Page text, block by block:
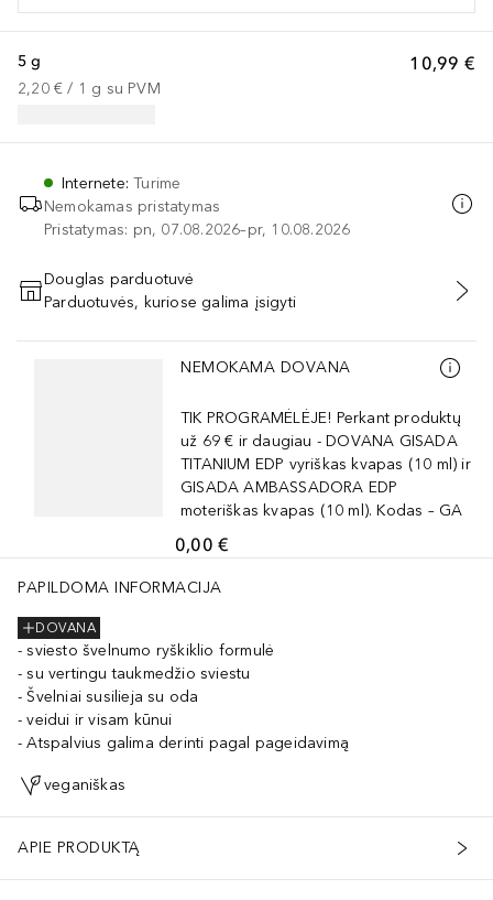
10,99 €
5 g
2,20 € / 1 g su PVM
Internete:Turime
Nemokamas pristatymas
Pristatymas: pn, 07.08.2026–pr, 10.08.2026
PRIDĖTI Į KREPŠELĮ
Douglas parduotuvė
Parduotuvės, kuriose galima įsigyti
Praleisti slankiklį
NEMOKAMA DOVANA
TIK PROGRAMĖLĖJE! Perkant produktų
už 69 € ir daugiau - DOVANA GISADA
TITANIUM EDP vyriškas kvapas (10 ml) ir
GISADA AMBASSADORA EDP
moteriškas kvapas (10 ml). Kodas – GA
0,00 €
PAPILDOMA INFORMACIJA
DOVANA
sviesto švelnumo ryškiklio formulė
su vertingu taukmedžio sviestu
Švelniai susilieja su oda
veidui ir visam kūnui
Atspalvius galima derinti pagal pageidavimą
veganiškas
APIE PRODUKTĄ